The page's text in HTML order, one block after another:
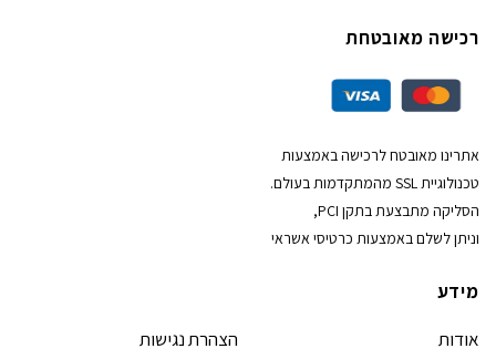
רכישה מאובטחת
אתרינו מאובטח לרכישה באמצעות
טכנולוגיית SSL מהמתקדמות בעולם.
הסליקה מתבצעת בתקן PCI,
וניתן לשלם באמצעות כרטיסי אשראי
מידע
אודות
הצהרת נגישות